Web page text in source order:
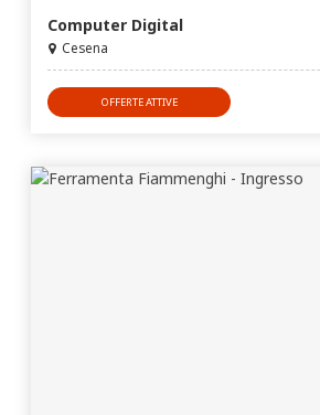
Computer Digital
Cesena
OFFERTE ATTIVE